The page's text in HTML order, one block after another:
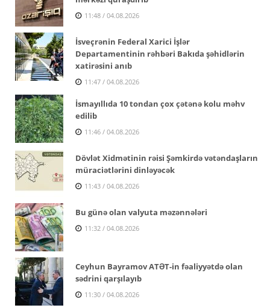
11:48 / 04.08.2026
İsveçrənin Federal Xarici İşlər
Departamentinin rəhbəri Bakıda şəhidlərin
xatirəsini anıb
11:47 / 04.08.2026
İsmayıllıda 10 tondan çox çətənə kolu məhv
edilib
11:46 / 04.08.2026
Dövlət Xidmətinin rəisi Şəmkirdə vətəndaşların
müraciətlərini dinləyəcək
11:43 / 04.08.2026
Bu günə olan valyuta məzənnələri
11:32 / 04.08.2026
Ceyhun Bayramov ATƏT-in fəaliyyətdə olan
sədrini qarşılayıb
11:30 / 04.08.2026